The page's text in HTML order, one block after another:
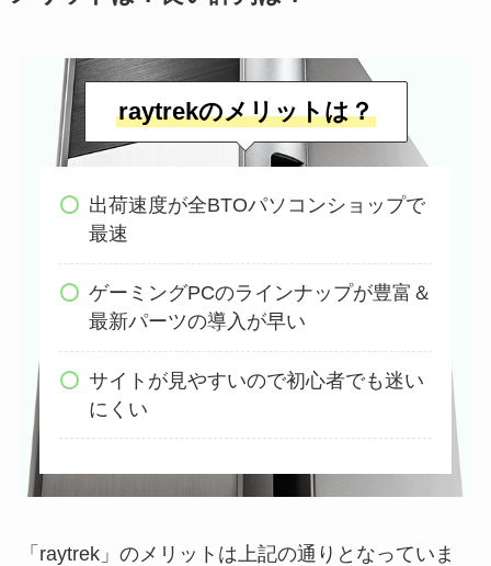
raytrekのメリットは？
出荷速度が全BTOパソコンショップで
最速
ゲーミングPCのラインナップが豊富＆
最新パーツの導入が早い
サイトが見やすいので初心者でも迷い
にくい
「raytrek」のメリットは上記の通りとなっていま